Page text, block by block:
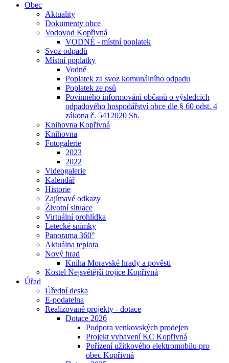
Obec
Aktuality
Dokumenty obce
Vodovod Kopřivná
VODNÉ - místní poplatek
Svoz odpadů
Místní poplatky
Vodné
Poplatek za svoz komunálního odpadu
Poplatek ze psů
Povinného informování občanů o výsledcích
odpadového hospodářství obce dle § 60 odst. 4
zákona č. 5412020 Sb.
Knihovna Kopřivná
Knihovna
Fotogalerie
2023
2022
Videogalerie
Kalendář
Historie
Zajímavé odkazy
Životní situace
Virtuální prohlídka
Letecké snímky
Panorama 360°
Aktuálna teplota
Nový hrad
Kniha Moravské hrady a pověsti
Kostel Nejsvětější trojice Kopřivná
Úřad
Úřední deska
E-podatelna
Realizované projekty - dotace
Dotace 2026
Podpora venkovských prodejen
Projekt vybavení KC Kopřivná
Pořízení užitkového elektromobilu pro
obec Kopřivná